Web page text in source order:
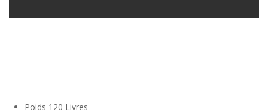
Poids 120 Livres